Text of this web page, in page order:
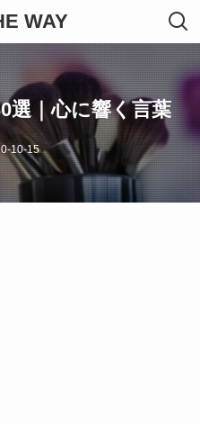
WAY
選｜心に響く言葉
10-15